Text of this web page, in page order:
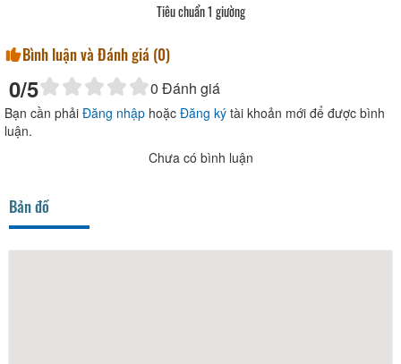
Tiêu chuẩn 1 giường
Bình luận và Đánh giá (0)
0/5 0 Đánh giá
Bạn cần phải Đăng nhập hoặc Đăng ký tài khoản mới để được bình
luận.
Chưa có bình luận
Bản đồ